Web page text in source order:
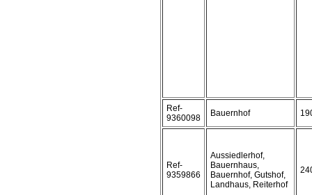
Ref-
9360098
Bauernhof
Ref-
9359866
Aussiedlerhof,
Bauernhaus,
Bauernhof, Gutshof,
Landhaus, Reiterhof